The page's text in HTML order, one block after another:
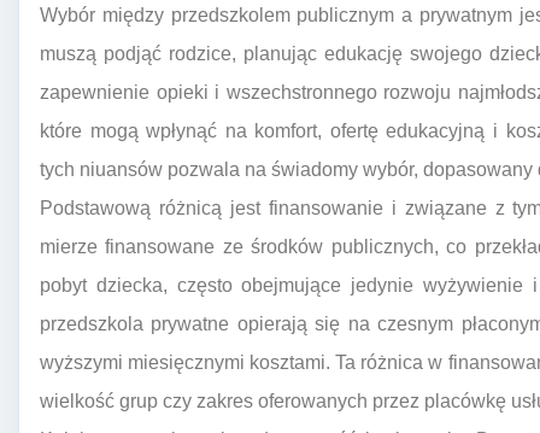
Wybór między przedszkolem publicznym a prywatnym
muszą podjąć rodzice, planując edukację swojego
zapewnienie opieki i wszechstronnego rozwoju
które mogą wpłynąć na komfort, ofertę edukacyjną i
tych niuansów pozwala na świadomy wybór,
Podstawową różnicą jest finansowanie i związane z
mierze finansowane ze środków publicznych, co
pobyt dziecka, często obejmujące jedynie wyżywienie
przedszkola prywatne opierają się na czesnym
wyższymi miesięcznymi kosztami. Ta różnica w
wielkość grup czy zakres oferowanych przez placówkę